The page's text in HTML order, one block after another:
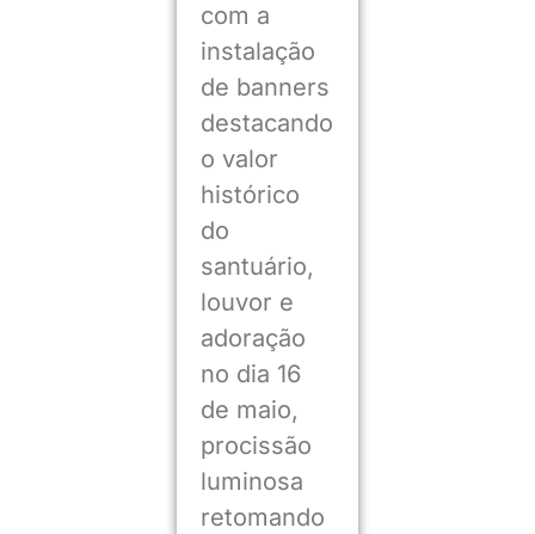
com a
instalação
de banners
destacando
o valor
histórico
do
santuário,
louvor e
adoração
no dia 16
de maio,
procissão
luminosa
retomando